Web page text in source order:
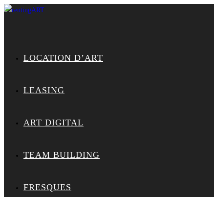
LOCATION D’ART
LEASING
ART DIGITAL
TEAM BUILDING
FRESQUES